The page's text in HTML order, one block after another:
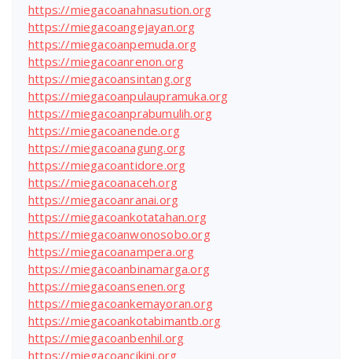
https://miegacoanahnasution.org
https://miegacoangejayan.org
https://miegacoanpemuda.org
https://miegacoanrenon.org
https://miegacoansintang.org
https://miegacoanpulaupramuka.org
https://miegacoanprabumulih.org
https://miegacoanende.org
https://miegacoanagung.org
https://miegacoantidore.org
https://miegacoanaceh.org
https://miegacoanranai.org
https://miegacoankotatahan.org
https://miegacoanwonosobo.org
https://miegacoanampera.org
https://miegacoanbinamarga.org
https://miegacoansenen.org
https://miegacoankemayoran.org
https://miegacoankotabimantb.org
https://miegacoanbenhil.org
https://miegacoancikini.org